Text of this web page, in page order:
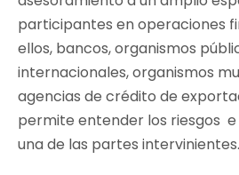
participantes en operaciones
ellos, bancos, organismos
internacionales, organismos
agencias de crédito de
permite entender los riesgos
una de las partes intervinientes.